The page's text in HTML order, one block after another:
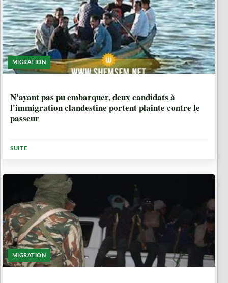
MIGRATION
N'ayant pas pu embarquer, deux candidats à
l'immigration clandestine portent plainte contre le
passeur
SUITE
MIGRATION